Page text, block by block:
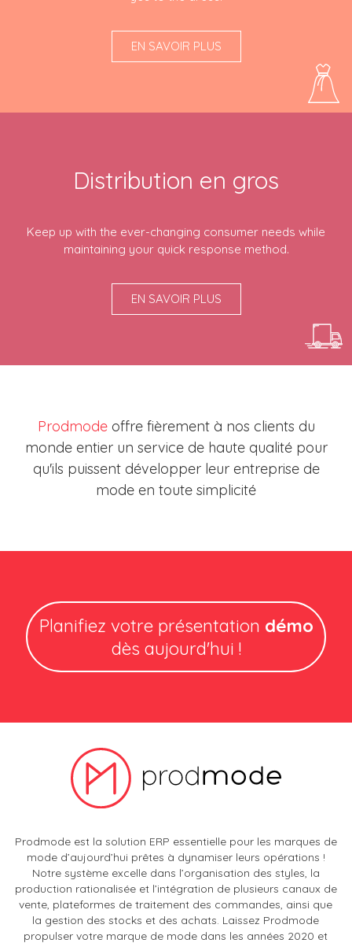
EN SAVOIR PLUS
Distribution en gros
Keep up with the ever-changing consumer needs while
maintaining your quick response method.
EN SAVOIR PLUS
Prodmodeoffre fièrement à nos clients du
monde entier un service de haute qualité pour
qu'ils puissent développer leur entreprise de
mode en toute simplicité
Planifiez votre présentation démo
dès aujourd'hui !
Prodmode est la solution ERP essentielle pour les marques de
mode d’aujourd’hui prêtes à dynamiser leurs opérations !
Notre système excelle dans l’organisation des styles, la
production rationalisée et l’intégration de plusieurs canaux de
vente, plateformes de traitement des commandes, ainsi que
la gestion des stocks et des achats. Laissez Prodmode
propulser votre marque de mode dans les années 2020 et